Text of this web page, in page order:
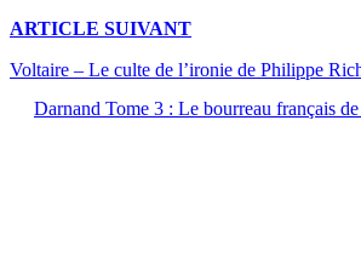
ARTICLE SUIVANT
Voltaire – Le culte de l’ironie de Philippe
Darnand Tome 3 : Le bourreau français